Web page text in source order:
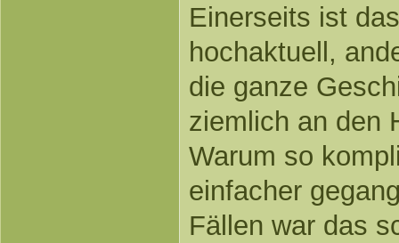
Einerseits ist
hochaktuell,
die ganze
ziemlich an den
Warum so
einfacher
Fällen war das